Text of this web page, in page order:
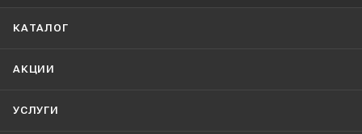
КАТАЛОГ
АКЦИИ
УСЛУГИ